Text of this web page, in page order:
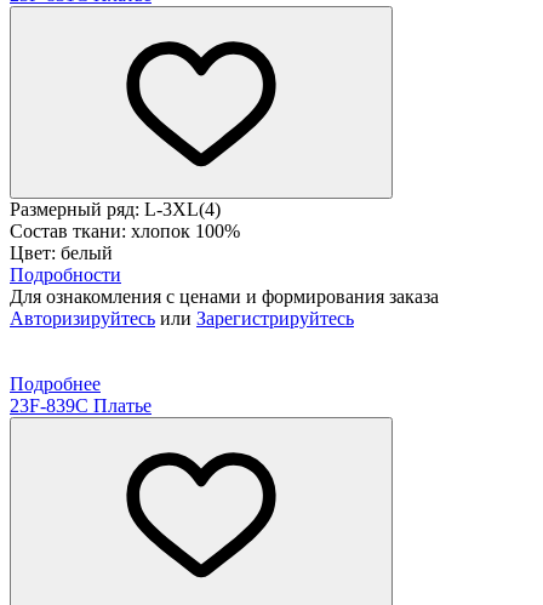
Размерный ряд: L-3XL(4)
Состав ткани: хлопок 100%
Цвет: белый
Подробности
Для ознакомления с ценами и формирования заказа
Авторизируйтесь или Зарегистрируйтесь
Подробнее
23F-839C Платье